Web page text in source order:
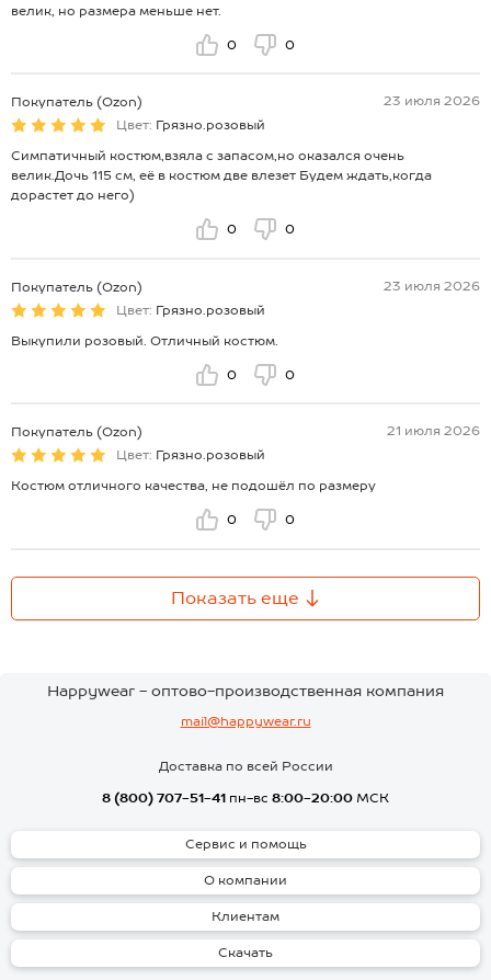
велик, но размера меньше нет.
0 0
Покупатель (Ozon)
23 июля 2026
Цвет: Грязно.розовый
Симпатичный костюм,взяла с запасом,но оказался очень
велик.Дочь 115 см, её в костюм две влезет Будем ждать,когда
дорастет до него)
0 0
Покупатель (Ozon)
23 июля 2026
Цвет: Грязно.розовый
Выкупили розовый. Отличный костюм.
0 0
Покупатель (Ozon)
21 июля 2026
Цвет: Грязно.розовый
Костюм отличного качества, не подошёл по размеру
0 0
Показать еще
Happywear - оптово-производственная компания
mail@happywear.ru
Доставка по всей России
8 (800) 707-51-41 пн-вс 8:00-20:00 МСК
Сервис и помощь
О компании
Клиентам
Скачать